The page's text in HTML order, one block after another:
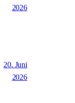
2026
20. Juni
2026